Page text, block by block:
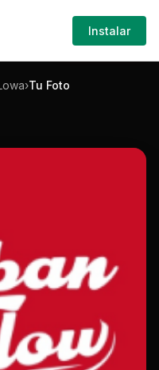
tu-foto-mp3
Iniciar
Sesión
›Tu Foto
Instalar